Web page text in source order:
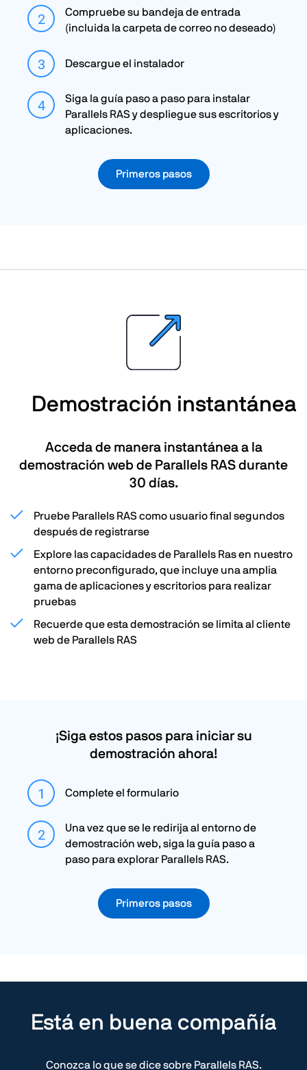
Compruebe su bandeja de entrada
(incluida la carpeta de correo no deseado)
Descargue el instalador
Siga la guía paso a paso para instalar
Parallels RAS y despliegue sus escritorios y
aplicaciones.
Primeros pasos
Demostración instantánea
Acceda de manera instantánea a la
demostración web de Parallels RAS durante
30 días.
Pruebe Parallels RAS como usuario final segundos
después de registrarse
Explore las capacidades de Parallels Ras en nuestro
entorno preconfigurado, que incluye una amplia
gama de aplicaciones y escritorios para realizar
pruebas
Recuerde que esta demostración se limita al cliente
web de Parallels RAS
¡Siga estos pasos para iniciar su
demostración ahora!
Complete el formulario
Una vez que se le redirija al entorno de
demostración web, siga la guía paso a
paso para explorar Parallels RAS.
Primeros pasos
Está en buena compañía
Conozca lo que se dice sobre Parallels RAS.